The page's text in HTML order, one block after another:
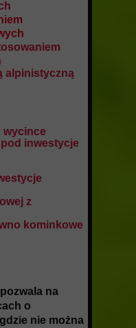
alpinistyczną
wycince
inwestycje
z
kominkowe
pozwala na
o
nie można